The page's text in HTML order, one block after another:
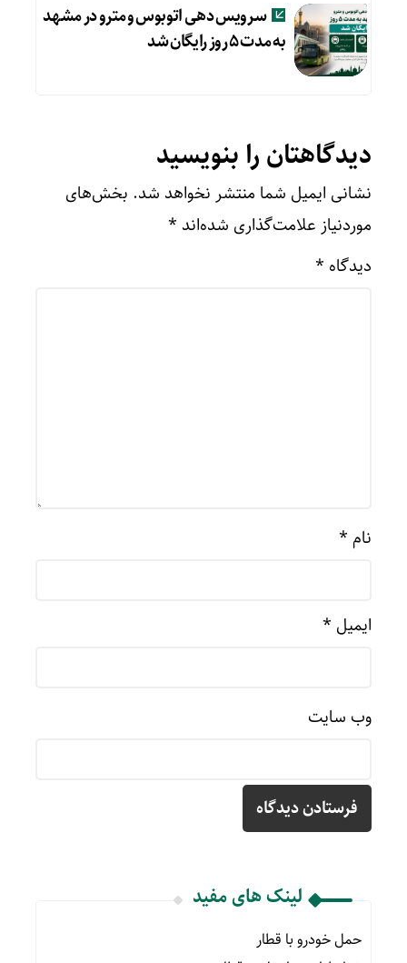
سرویس دهی اتوبوس و مترو در مشهد
به مدت ۵ روز رایگان شد
دیدگاهتان را بنویسید
نشانی ایمیل شما منتشر نخواهد شد. بخش‌های
موردنیاز علامت‌گذاری شده‌اند *
دیدگاه *
نام *
ایمیل *
وب‌ سایت
لینک های مفید
حمل خودرو با قطار